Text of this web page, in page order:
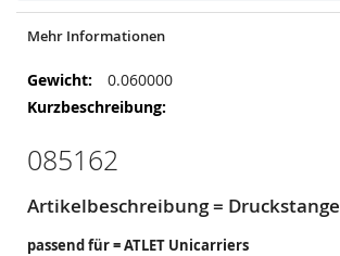
Mehr Informationen
Mehr
Informationen
0.060000
085162
Artikelbeschreibung = Druckstange
passend für = ATLET Unicarriers